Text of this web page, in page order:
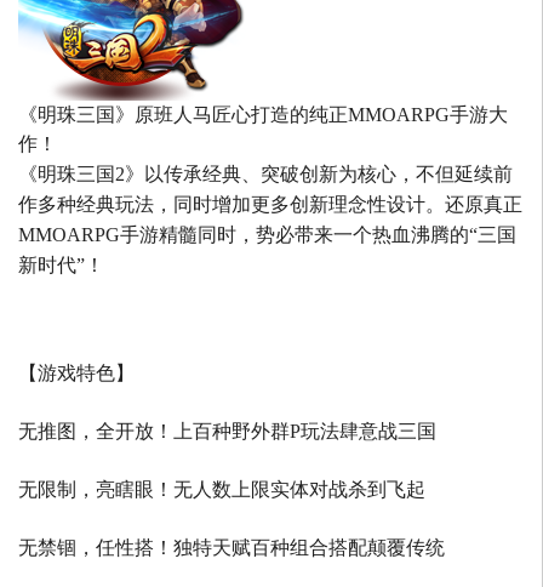
《明珠三国》原班人马匠心打造的纯正MMOARPG手游大
作！
《明珠三国2》以传承经典、突破创新为核心，不但延续前
作多种经典玩法，同时增加更多创新理念性设计。还原真正
MMOARPG手游精髓同时，势必带来一个热血沸腾的“三国
新时代”！
【游戏特色】
无推图，全开放！上百种野外群P玩法肆意战三国
无限制，亮瞎眼！无人数上限实体对战杀到飞起
无禁锢，任性搭！独特天赋百种组合搭配颠覆传统